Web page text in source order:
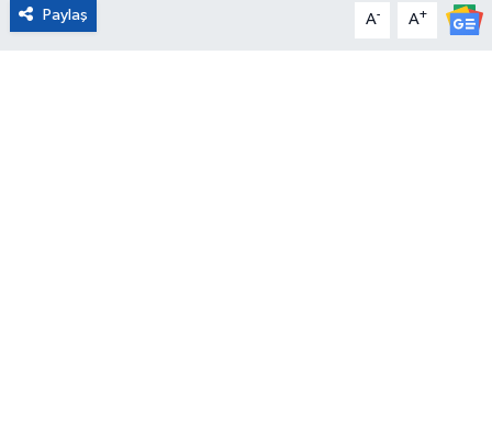
Paylaş A- A+